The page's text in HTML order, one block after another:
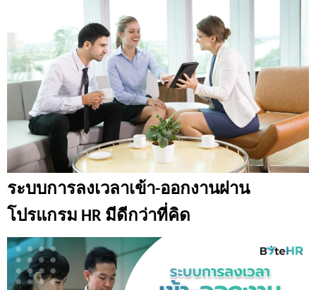
ระบบการลงเวลาเข้า-ออกงานผ่าน
โปรแกรม HR มีดีกว่าที่คิด